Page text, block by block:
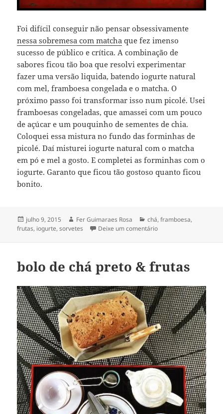
Foi difícil conseguir não pensar obsessivamente
nessa sobremesa com matcha que fez imenso
sucesso de público e crítica. A combinação de
sabores ficou tão boa que resolvi experimentar
fazer uma versão liquida, batendo iogurte natural
com mel, framboesa congelada e o matcha. O
próximo passo foi transformar isso num picolé. Usei
framboesas congeladas, que amassei com um pouco
de açúcar e um pouquinho de sementes de chia.
Coloquei essa mistura no fundo das forminhas de
picolé. Daí misturei iogurte natural com o matcha
em pó e mel a gosto. E completei as forminhas com o
iogurte. Garanto que ficou tão gostoso quanto ficou
bonito.
Publicado
em
julho 9, 2015 Autor
Fer Guimaraes Rosa Categorias
chá,framboesa,
frutas, iogurte,sorvetes Deixe um comentárioem picolé de
bolo de chá preto & frutas